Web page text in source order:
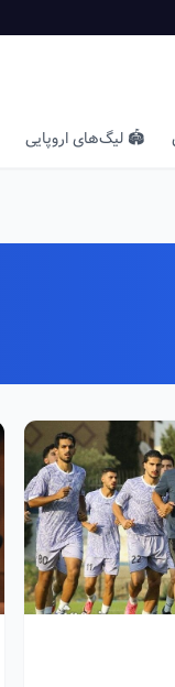
🏟️ لیگ‌های اروپایی